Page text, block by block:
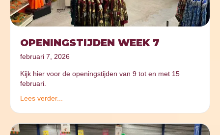
OPENINGSTIJDEN WEEK 7
februari 7, 2026
Kijk hier voor de openingstijden van 9 tot en met 15
februari.
Lees verder...